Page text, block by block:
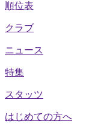
順位表
クラブ
ニュース
特集
スタッツ
はじめての方へ